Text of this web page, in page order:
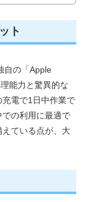
ト
自の「Apple
能力と驚異的な
電で1日中作業で
の利用に最適で
ている点が、大